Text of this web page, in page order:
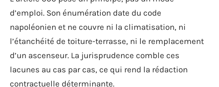
d’emploi. Son énumération date du code
napoléonien et ne couvre ni la climatisation, ni
l’étanchéité de toiture-terrasse, ni le remplacement
d’un ascenseur. La jurisprudence comble ces
lacunes au cas par cas, ce qui rend la rédaction
contractuelle déterminante.